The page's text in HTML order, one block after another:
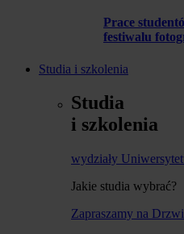
Prace
festiwalu
Studia i szkolenia
Studia
i szkolenia
wydziały
Jakie studia wybrać?
Zapraszamy na